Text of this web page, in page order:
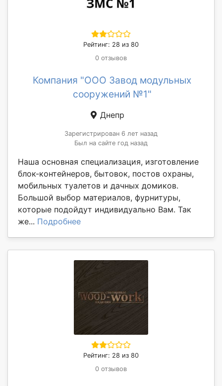
Рейтинг: 28 из 80
0 отзывов
Компания "ООО Завод модульных
сооружений №1"
Днепр
Зарегистрирован 6 лет назад
Был на сайте год назад
Наша основная специализация, изготовление
блок-контейнеров, бытовок, постов охраны,
мобильных туалетов и дачных домиков.
Большой выбор материалов, фурнитуры,
которые подойдут индивидуально Вам. Так
же... Подробнее
Рейтинг: 28 из 80
0 отзывов